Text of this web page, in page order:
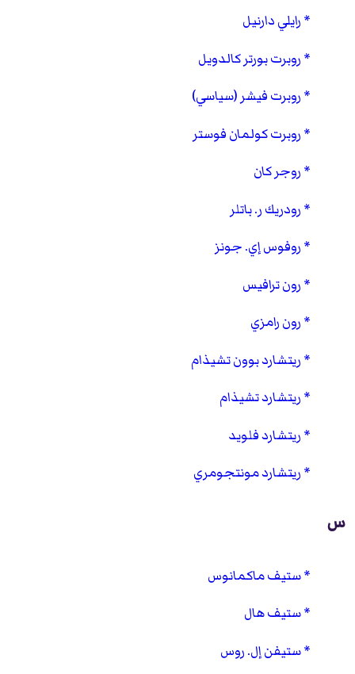
رايلي دارنيل
روبرت بورتر كالدويل
روبرت فيشر (سياسي)
روبرت كولمان فوستر
روجر كان
رودريك ر. باتلر
روفوس إي. جونز
رون ترافيس
رون رامزي
ريتشارد بوون تشيذام
ريتشارد تشيذام
ريتشارد فلويد
ريتشارد مونتجومري
س
ستيف ماكمانوس
ستيف هال
ستيفن إل. روس